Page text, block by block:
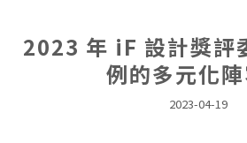
2023 年 iF 設計獎評
例的多元化陣
2023-04-19